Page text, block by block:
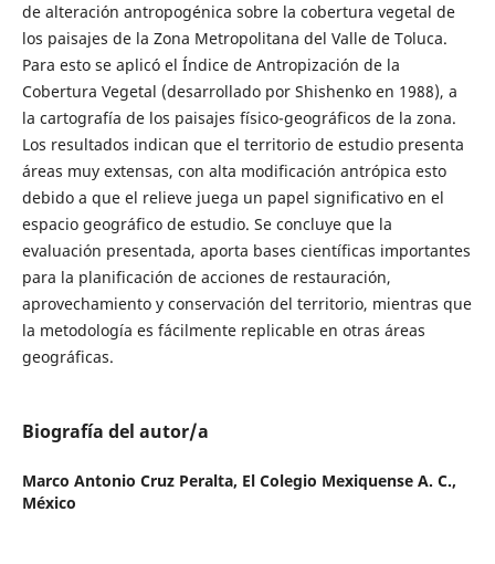
de alteración antropogénica sobre la cobertura vegetal de
los paisajes de la Zona Metropolitana del Valle de Toluca.
Para esto se aplicó el Índice de Antropización de la
Cobertura Vegetal (desarrollado por Shishenko en 1988), a
la cartografía de los paisajes físico-geográficos de la zona.
Los resultados indican que el territorio de estudio presenta
áreas muy extensas, con alta modificación antrópica esto
debido a que el relieve juega un papel significativo en el
espacio geográfico de estudio. Se concluye que la
evaluación presentada, aporta bases científicas importantes
para la planificación de acciones de restauración,
aprovechamiento y conservación del territorio, mientras que
la metodología es fácilmente replicable en otras áreas
geográficas.
Biografía del autor/a
Marco Antonio Cruz Peralta, El Colegio Mexiquense A. C.,
México